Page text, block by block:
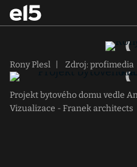
Rony Plesl Zdroj: profimedia
Projekt bytového domu vedle
Vizualizace - Franek architects